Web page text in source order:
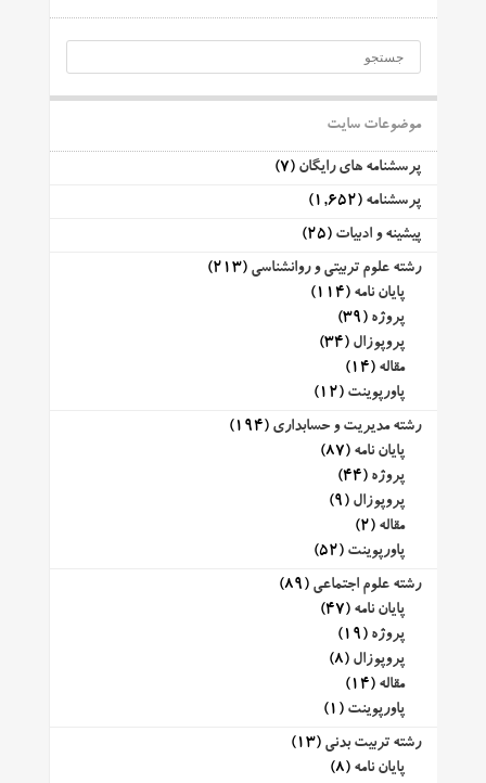
موضوعات سایت
پرسشنامه های رایگان (7)
پرسشنامه (1,652)
پیشینه و ادبیات (25)
رشته علوم تربیتی و روانشناسی (213)
پایان نامه (114)
پروژه (39)
پروپوزال (34)
مقاله (14)
پاورپوینت (12)
رشته مدیریت و حسابداری (194)
پایان نامه (87)
پروژه (44)
پروپوزال (9)
مقاله (2)
پاورپوینت (52)
رشته علوم اجتماعی (89)
پایان نامه (47)
پروژه (19)
پروپوزال (8)
مقاله (14)
پاورپوینت (1)
رشته تربیت بدنی (13)
پایان نامه (8)